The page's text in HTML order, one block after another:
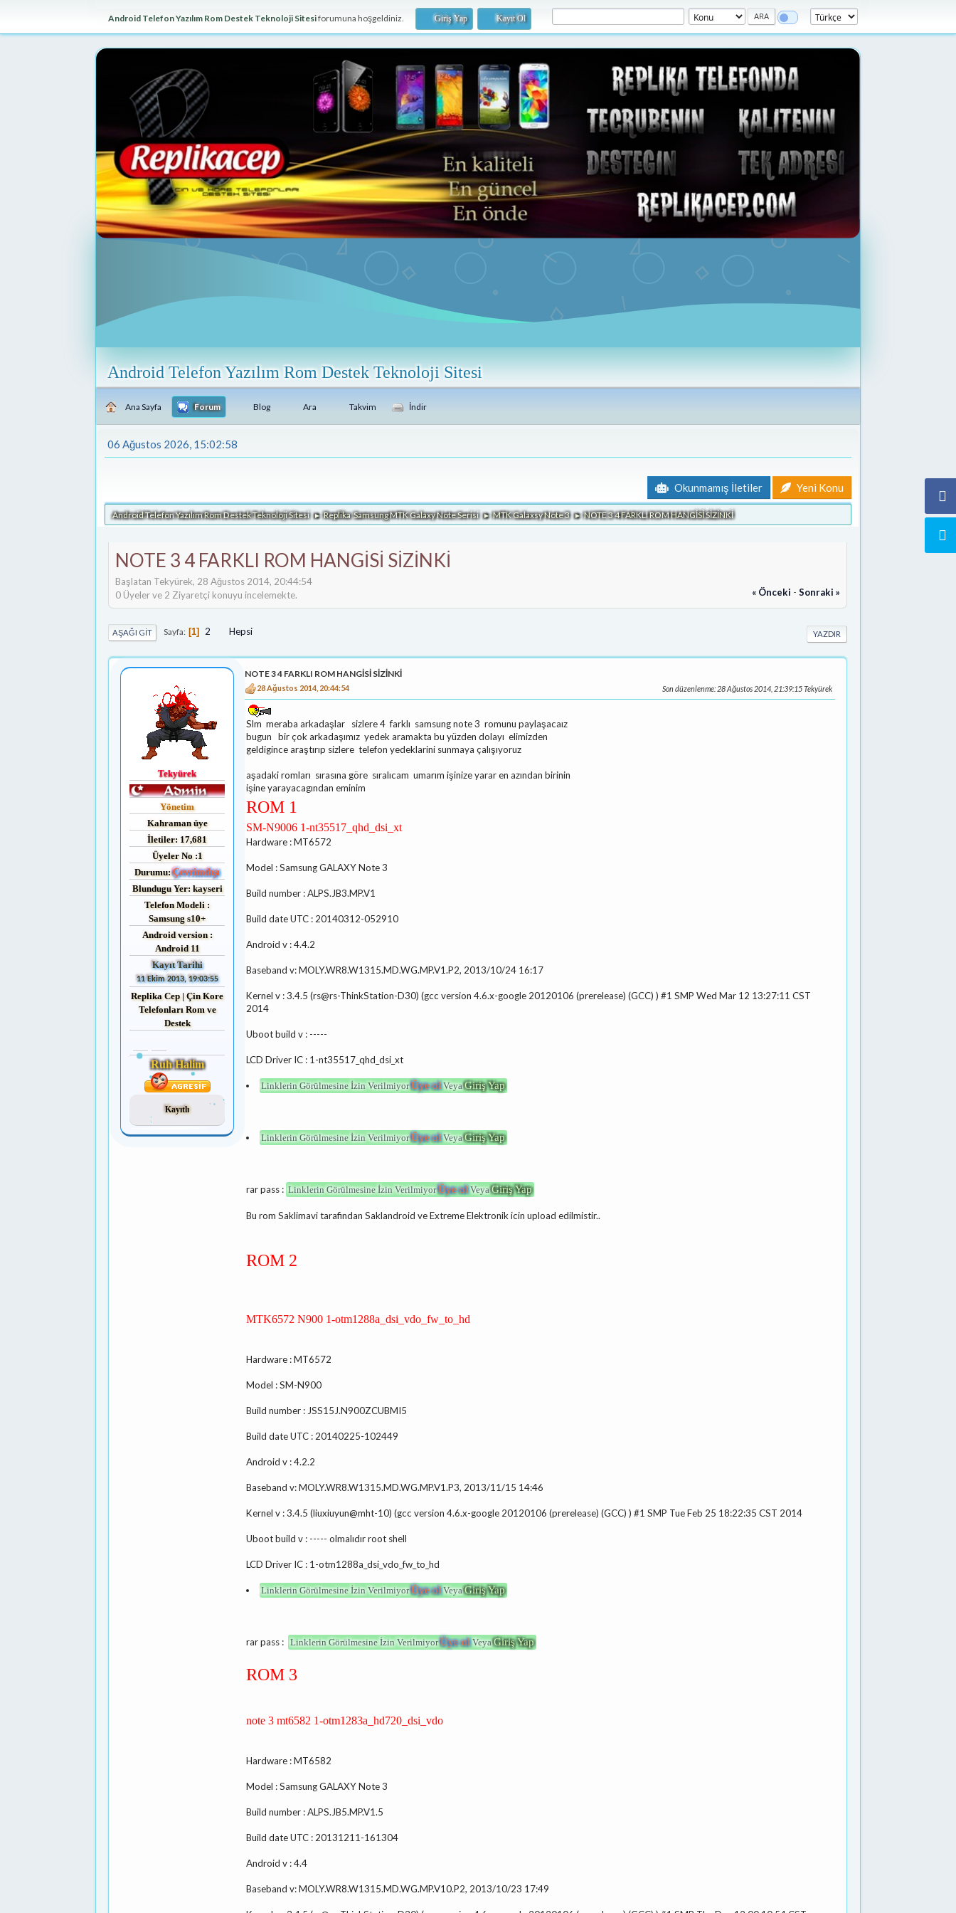
Android Telefon Yazılım Rom Destek Teknoloji Sitesiforumuna hoşgeldiniz. Giriş Yap Kayıt Ol
Android Telefon Yazılım Rom Destek Teknoloji Sitesi
Ana Sayfa Forum Blog Ara Takvim İndir
06 Ağustos 2026, 15:02:58
Okunmamış İletiler Yeni Konu
Android Telefon Yazılım Rom Destek Teknoloji Sitesi ► Replika Samsung MTK Galaxy Note Serisi ► MTK Galaxsy Note 3 ► NOTE 3 4 FARKLI ROM HANGİSİ SİZİNKİ
NOTE 3 4 FARKLI ROM HANGİSİ SİZİNKİ
Başlatan Tekyürek, 28 Ağustos 2014, 20:44:54
« Önceki -Sonraki »
0 Üyeler ve 2 Ziyaretçi konuyu incelemekte.
YAZDIR
AŞAĞI GIT Sayfa 1 2 Hepsi
Tekyürek
Yönetim
Kahraman üye
İletiler: 17,681
Üyeler No :1
Durumu: Çevrimdışı
Blundugu Yer: kayseri
Telefon Modeli :
Samsung s10+
Android version :
Android 11
Kayıt Tarihi
11 Ekim 2013, 19:03:55
Replika Cep | Çin Kore
Telefonları Rom ve
Destek
Ruh Halim
Kayıtlı
NOTE 3 4 FARKLI ROM HANGİSİ SİZİNKİ
28 Ağustos 2014, 20:44:54 Son düzenlenme: 28 Ağustos 2014, 21:39:15 Tekyürek
Slm meraba arkadaşlar sizlere 4 farklı samsung note 3 romunu paylaşacaız
bugun bir çok arkadaşımız yedek aramakta bu yüzden dolayı elimizden
geldigince araştırıp sizlere telefon yedeklarini sunmaya çalışıyoruz
aşadaki romları sırasına göre sıralıcam umarım işinize yarar en azından birinin
işine yarayacagından eminim
ROM 1
SM-N9006 1-nt35517_qhd_dsi_xt
Hardware : MT6572
Model : Samsung GALAXY Note 3
Build number : ALPS.JB3.MP.V1
Build date UTC : 20140312-052910
Android v : 4.4.2
Baseband v: MOLY.WR8.W1315.MD.WG.MP.V1.P2, 2013/10/24 16:17
Kernel v : 3.4.5 (rs@rs-ThinkStation-D30) (gcc version 4.6.x-google 20120106 (prerelease) (GCC) ) #1 SMP Wed Mar 12 13:27:11 CST
2014
Uboot build v : -----
LCD Driver IC : 1-nt35517_qhd_dsi_xt
Linklerin Görülmesine İzin VerilmiyorÜye olVeyaGiriş Yap
Linklerin Görülmesine İzin VerilmiyorÜye olVeyaGiriş Yap
rar pass : Linklerin Görülmesine İzin VerilmiyorÜye olVeyaGiriş Yap
Bu rom Saklimavi tarafindan Saklandroid ve Extreme Elektronik icin upload edilmistir..
ROM 2
MTK6572 N900 1-otm1288a_dsi_vdo_fw_to_hd
Hardware : MT6572
Model : SM-N900
Build number : JSS15J.N900ZCUBMI5
Build date UTC : 20140225-102449
Android v : 4.2.2
Baseband v: MOLY.WR8.W1315.MD.WG.MP.V1.P3, 2013/11/15 14:46
Kernel v : 3.4.5 (liuxiuyun@mht-10) (gcc version 4.6.x-google 20120106 (prerelease) (GCC) ) #1 SMP Tue Feb 25 18:22:35 CST 2014
Uboot build v : ----- olmalıdır root shell
LCD Driver IC : 1-otm1288a_dsi_vdo_fw_to_hd
Linklerin Görülmesine İzin VerilmiyorÜye olVeyaGiriş Yap
rar pass : Linklerin Görülmesine İzin VerilmiyorÜye olVeyaGiriş Yap
ROM 3
note 3 mt6582 1-otm1283a_hd720_dsi_vdo
Hardware : MT6582
Model : Samsung GALAXY Note 3
Build number : ALPS.JB5.MP.V1.5
Build date UTC : 20131211-161304
Android v : 4.4
Baseband v: MOLY.WR8.W1315.MD.WG.MP.V10.P2, 2013/10/23 17:49